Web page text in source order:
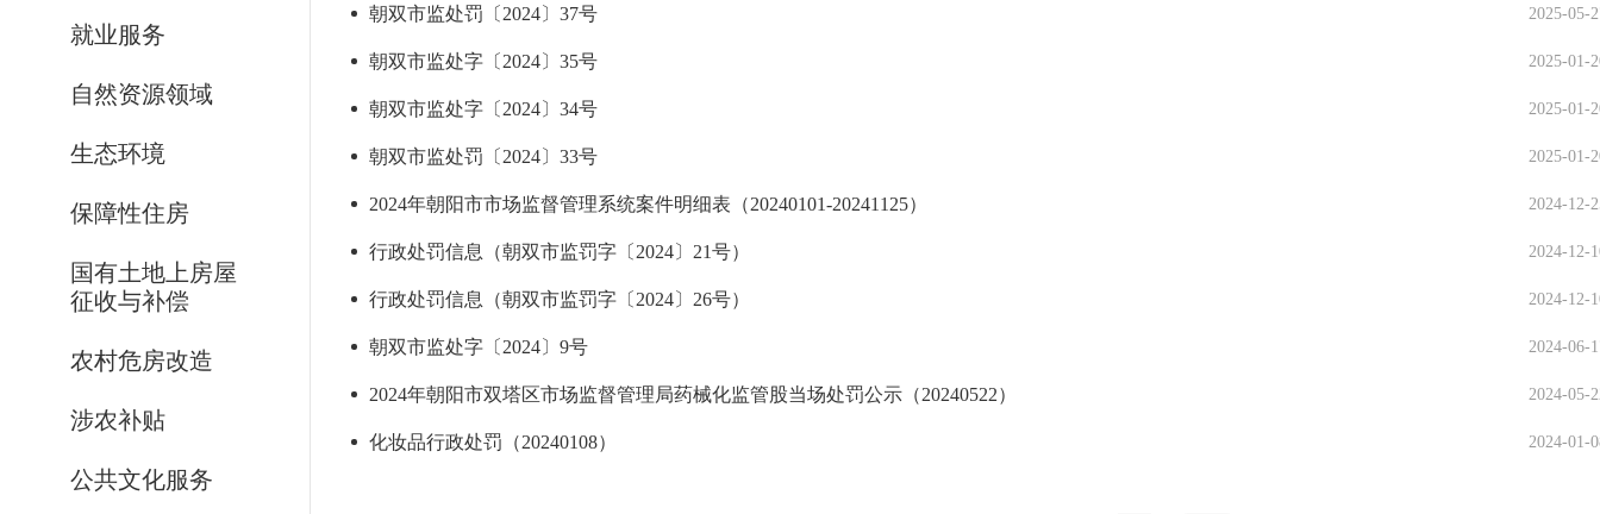
就业服务
自然资源领域
生态环境
保障性住房
国有土地上房屋
征收与补偿
农村危房改造
涉农补贴
公共文化服务
朝双市监处罚〔2024〕37号 2025-05-
朝双市监处字〔2024〕35号 2025-01-
朝双市监处字〔2024〕34号 2025-01-
朝双市监处罚〔2024〕33号 2025-01-
2024年朝阳市市场监督管理系统案件明细表（20240101-20241125） 2024-12-
行政处罚信息（朝双市监罚字〔2024〕21号） 2024-12-
行政处罚信息（朝双市监罚字〔2024〕26号） 2024-12-
朝双市监处字〔2024〕9号 2024-06-
2024年朝阳市双塔区市场监督管理局药械化监管股当场处罚公示（20240522） 2024-05-
化妆品行政处罚（20240108） 2024-01-